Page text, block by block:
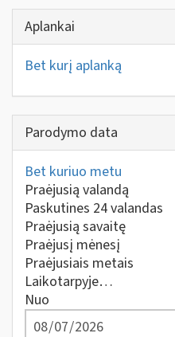
Aplankai
Bet kurį aplanką
Parodymo data
Bet kuriuo metu
Praėjusią valandą
Paskutines 24 valandas
Praėjusią savaitę
Praėjusį mėnesį
Praėjusiais metais
Laikotarpyje…
Nuo